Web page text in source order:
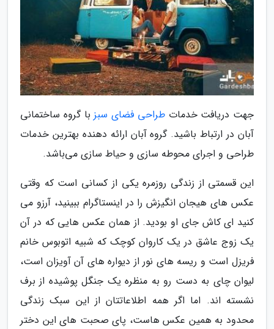
جهت دریافت خدماتطراحی فضای سبزبا گروه ساختمانی
آبان در ارتباط باشید. گروه آبان ارائه دهنده بهترین خدمات
طراحی و اجرای محوطه سازی و حیاط سازی می‌باشد.
این قسمتی از زندگی روزمره یکی از کسانی است که وقتی
عکس های هیجان انگیزش را در اینستاگرام ببینید، آرزو می
کنید ای کاش جای او بودید. از همان عکس هایی که در آن
یک زوج عاشق در یک کاروان کوچک که شبیه اتوبوس خانم
فریزل است و ریسه های نور از دیواره های آن آویزان است،
لیوان چای به دست رو به منظره یک جنگل پوشیده از برف
نشسته اند. اما اگر همه اطلاعاتتان از این سبک زندگی
محدود به همین عکس هاست، پای صحبت های این دختر